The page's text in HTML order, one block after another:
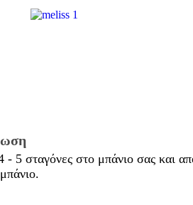
5 σταγόνες στο μπάνιο σας και